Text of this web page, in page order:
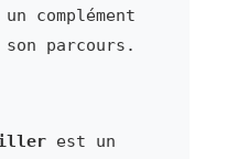
complément
parcours.
est un